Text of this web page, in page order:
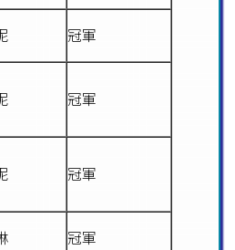
冠軍
冠軍
冠軍
冠軍